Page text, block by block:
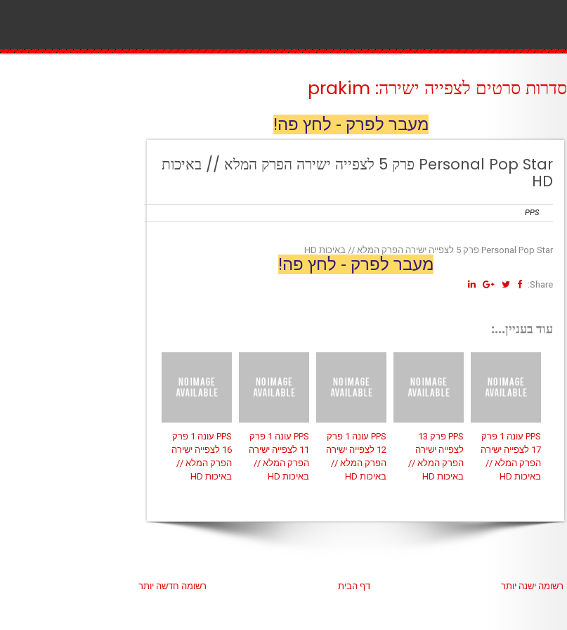
סדרות סרטים לצפייה ישירה: prakim
מעבר לפרק - לחץ פה!
Personal Pop Star פרק 5 לצפייה ישירה הפרק המלא // באיכות
HD
PPS
Personal Pop Star פרק 5 לצפייה ישירה הפרק המלא // באיכות HD
מעבר לפרק - לחץ פה!
Share:
עוד בעניין...:
PPS עונה 1 פרק
16 לצפייה ישירה
הפרק המלא //
באיכות HD
PPS עונה 1 פרק
11 לצפייה ישירה
הפרק המלא //
באיכות HD
PPS עונה 1 פרק
12 לצפייה ישירה
הפרק המלא //
באיכות HD
PPS פרק 13
לצפייה ישירה
הפרק המלא //
באיכות HD
PPS עונה 1 פרק
17 לצפייה ישירה
הפרק המלא //
באיכות HD
רשומה חדשה יותר רשומה ישנה יותר דף הבית